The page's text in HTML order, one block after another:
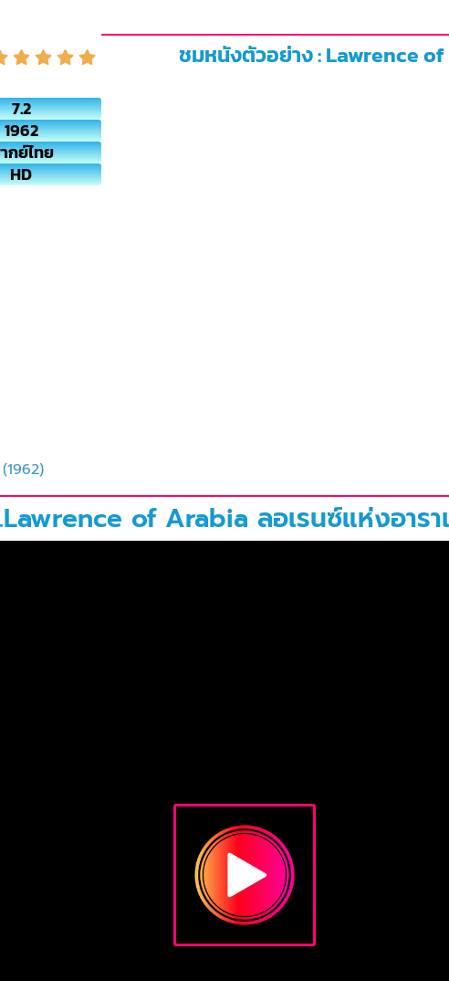
7.2
1962
กย์ไทย
HD
ชมหนังตัวอย่าง : Lawrence of
of Arabia ลอเรนซ์แห่งอารา